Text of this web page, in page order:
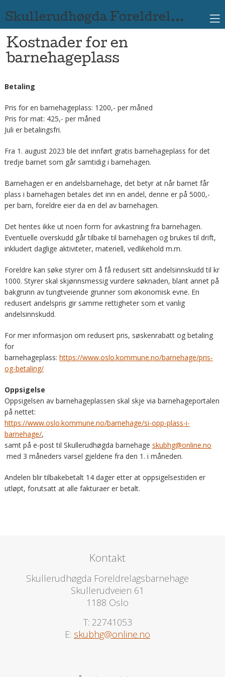
Skullerudhøgda Foreldrelagsbarnehage
Kostnader for en
barnehageplass
Betaling
Pris for en barnehageplass: 1200,- per måned
Pris for mat: 425,- per måned
Juli er betalingsfri.
Fra 1. august 2023 ble det innført gratis barnehageplass for det
tredje barnet som går samtidig i barnehagen.
Barnehagen er en andelsbarnehage, det betyr at når barnet får
plass i barnehagen betales det inn en andel, denne er på 5000,-
per barn, foreldre eier da en del av barnehagen.
Det hentes ikke ut noen form for avkastning fra barnehagen.
Eventuelle overskudd går tilbake til barnehagen og brukes til drift,
inkludert daglige aktiviteter, materiell, vedlikehold m.m.
Foreldre kan søke styrer om å få redusert sitt andelsinnskudd til kr
1000. Styrer skal skjønnsmessig vurdere søknaden, blant annet på
bakgrunn av tungtveiende grunner som økonomisk evne. En
redusert andelspris gir samme rettigheter som et vanlig
andelsinnskudd.
For mer informasjon om redusert pris, søskenrabatt og betaling
for
barnehageplass: https://www.oslo.kommune.no/barnehage/pris-
og-betaling/
Oppsigelse
Oppsigelsen av barnehageplassen skal skje via barnehageportalen
på nettet:
https://www.oslo.kommune.no/barnehage/si-opp-plass-i-
barnehage/,
samt på e-post til Skullerudhøgda barnehage skubhg@online.no
med 3 måneders varsel gjeldene fra den 1. i måneden.
Andelen blir tilbakebetalt 14 dager etter at oppsigelsestiden er
utløpt, forutsatt at alle fakturaer er betalt.
Kontakt
Skullerudhøgda Foreldrelagsbarnehage
Skullerudveien 61
1188 Oslo
T: 22741053
E: skubhg@online.no